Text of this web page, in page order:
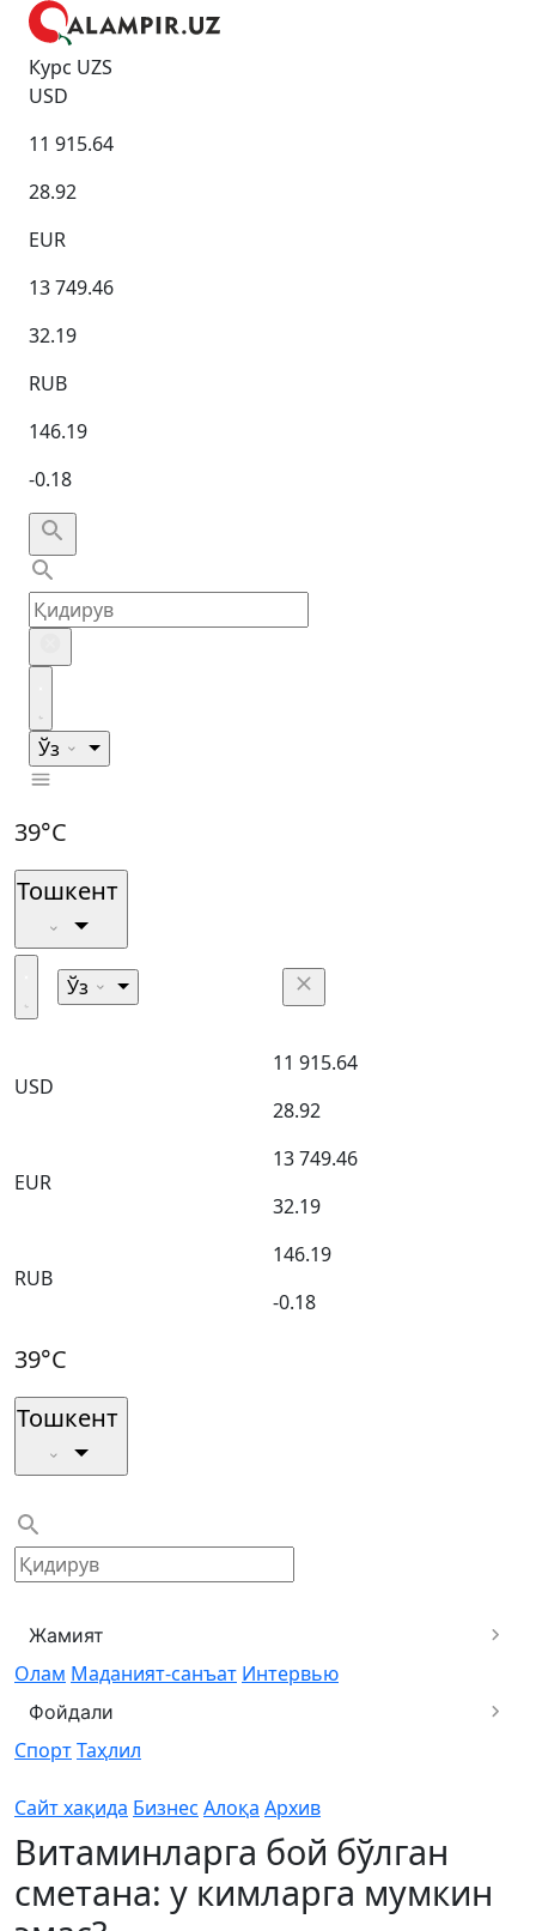
Курс UZS
USD
11 915.64
28.92
EUR
13 749.46
32.19
RUB
146.19
-0.18
Ўз
39°C
Тошкент
Ўз
USD
11 915.64
28.92
EUR
13 749.46
32.19
RUB
146.19
-0.18
39°C
Тошкент
Жамият
Олам Маданият-санъат Интервью
Фойдали
СпортТаҳлил
Сайт хақида Бизнес Алоқа Архив
Витаминларга бой бўлган
сметана: у кимларга мумкин